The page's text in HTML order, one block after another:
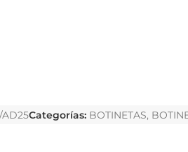
AD25Categorías: BOTINETAS,